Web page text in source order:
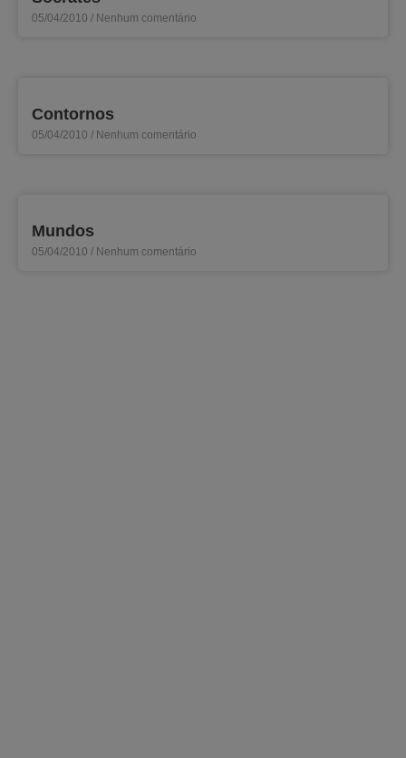
05/04/2010 Nenhum comentário
Contornos
05/04/2010 Nenhum comentário
Mundos
05/04/2010 Nenhum comentário